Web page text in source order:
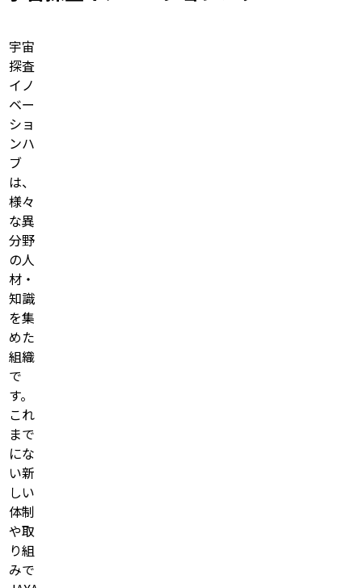
宇宙
探査
イノ
ベー
ショ
ンハ
ブ
は、
様々
な異
分野
の人
材・
知識
を集
めた
組織
で
す。
これ
まで
にな
い新
しい
体制
や取
り組
みで